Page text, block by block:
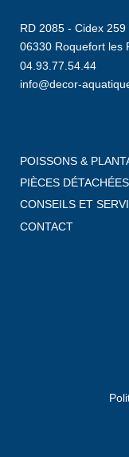
RD 2085 - Cidex 259
06330 Roquefort les
04.93.77.54.44
info@decor-
POISSONS &
PIÈCES DÉTACHÉES
CONSEILS ET
CONTACT